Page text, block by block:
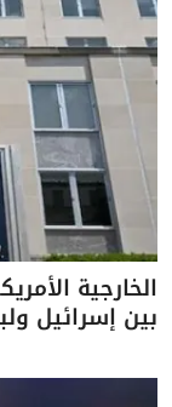
الخارجية
بين إسرائيل